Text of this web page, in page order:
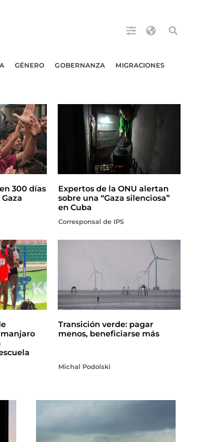
GÉNERO GOBERNANZA MIGRACIONES
300 días
Expertos de la ONU alertan
sobre una “Gaza silenciosa”
en Cuba
Corresponsal de IPS
Transición verde: pagar
menos, beneficiarse más
Michal Podolski